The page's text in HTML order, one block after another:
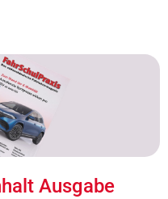
Ausgabe